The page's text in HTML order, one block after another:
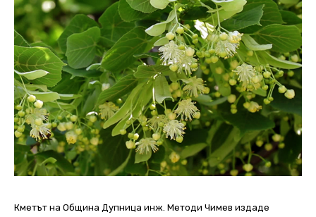
Кметът на Община Дупница инж. Методи Чимев издаде